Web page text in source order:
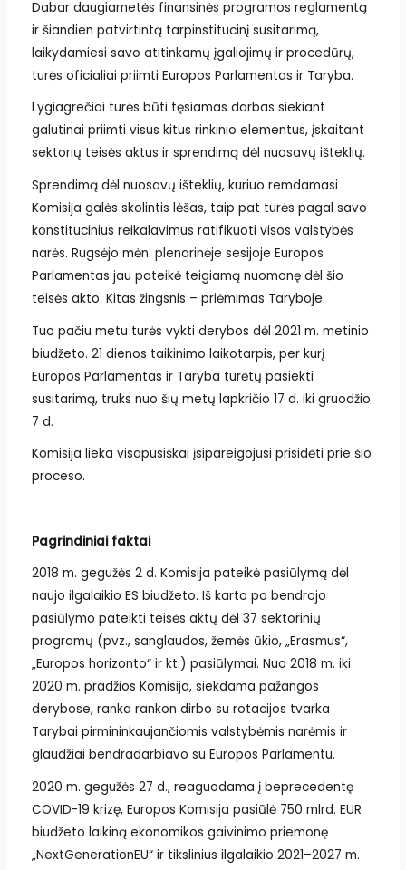
Dabar daugiametės finansinės programos reglamentą
ir šiandien patvirtintą tarpinstitucinį susitarimą,
laikydamiesi savo atitinkamų įgaliojimų ir procedūrų,
turės oficialiai priimti Europos Parlamentas ir Taryba.
Lygiagrečiai turės būti tęsiamas darbas siekiant
galutinai priimti visus kitus rinkinio elementus, įskaitant
sektorių teisės aktus ir sprendimą dėl nuosavų išteklių.
Sprendimą dėl nuosavų išteklių, kuriuo remdamasi
Komisija galės skolintis lėšas, taip pat turės pagal savo
konstitucinius reikalavimus ratifikuoti visos valstybės
narės. Rugsėjo mėn. plenarinėje sesijoje Europos
Parlamentas jau pateikė teigiamą nuomonę dėl šio
teisės akto. Kitas žingsnis – priėmimas Taryboje.
Tuo pačiu metu turės vykti derybos dėl 2021 m. metinio
biudžeto. 21 dienos taikinimo laikotarpis, per kurį
Europos Parlamentas ir Taryba turėtų pasiekti
susitarimą, truks nuo šių metų lapkričio 17 d. iki gruodžio
7 d.
Komisija lieka visapusiškai įsipareigojusi prisidėti prie šio
proceso.
Pagrindiniai faktai
2018 m. gegužės 2 d. Komisija pateikė pasiūlymą dėl
naujo ilgalaikio ES biudžeto. Iš karto po bendrojo
pasiūlymo pateikti teisės aktų dėl 37 sektorinių
programų (pvz., sanglaudos, žemės ūkio, „Erasmus“,
„Europos horizonto“ ir kt.) pasiūlymai. Nuo 2018 m. iki
2020 m. pradžios Komisija, siekdama pažangos
derybose, ranka rankon dirbo su rotacijos tvarka
Tarybai pirmininkaujančiomis valstybėmis narėmis ir
glaudžiai bendradarbiavo su Europos Parlamentu.
2020 m. gegužės 27 d., reaguodama į beprecedentę
COVID-19 krizę, Europos Komisija pasiūlė 750 mlrd. EUR
biudžeto laikiną ekonomikos gaivinimo priemonę
„NextGenerationEU“ ir tikslinius ilgalaikio 2021–2027 m.